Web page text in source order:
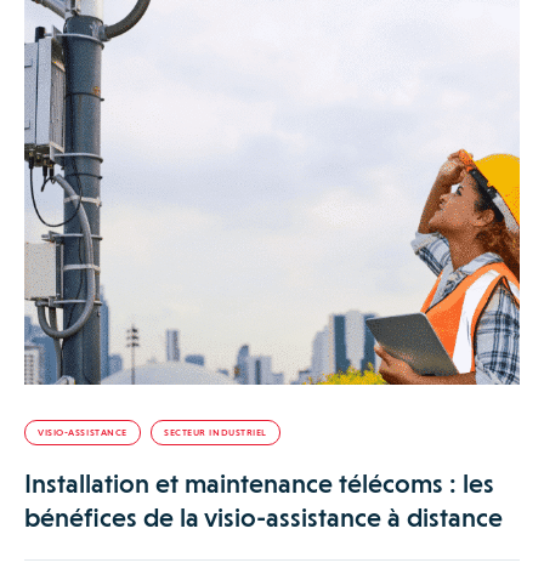
VISIO-ASSISTANCE SECTEUR INDUSTRIEL
Installation et maintenance télécoms : les
bénéfices de la visio-assistance à distance